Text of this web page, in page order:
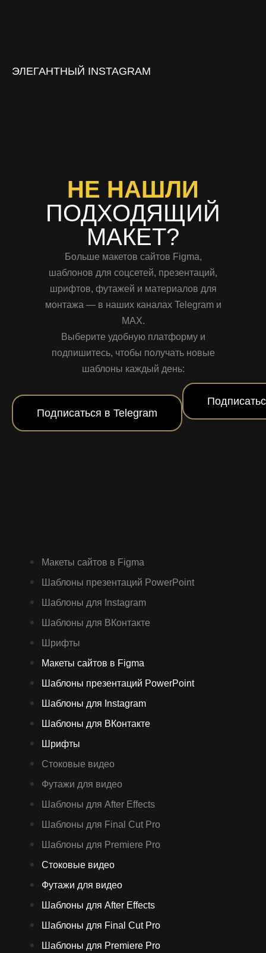
ЭЛЕГАНТНЫЙ INSTAGRAM
НЕ НАШЛИ
ПОДХОДЯЩИЙ
МАКЕТ?
Больше макетов сайтов Figma,
шаблонов для соцсетей, презентаций,
шрифтов, футажей и материалов для
монтажа — в наших каналах Telegram и
MAX.
Выберите удобную платформу и
подпишитесь, чтобы получать новые
шаблоны каждый день:
Подписаться в Telegram
Макеты сайтов в Figma
Шаблоны презентаций PowerPoint
Шаблоны для Instagram
Шаблоны для ВКонтакте
Шрифты
Макеты сайтов в Figma
Шаблоны презентаций PowerPoint
Шаблоны для Instagram
Шаблоны для ВКонтакте
Шрифты
Стоковые видео
Футажи для видео
Шаблоны для After Effects
Шаблоны для Final Cut Pro
Шаблоны для Premiere Pro
Стоковые видео
Футажи для видео
Шаблоны для After Effects
Шаблоны для Final Cut Pro
Шаблоны для Premiere Pro